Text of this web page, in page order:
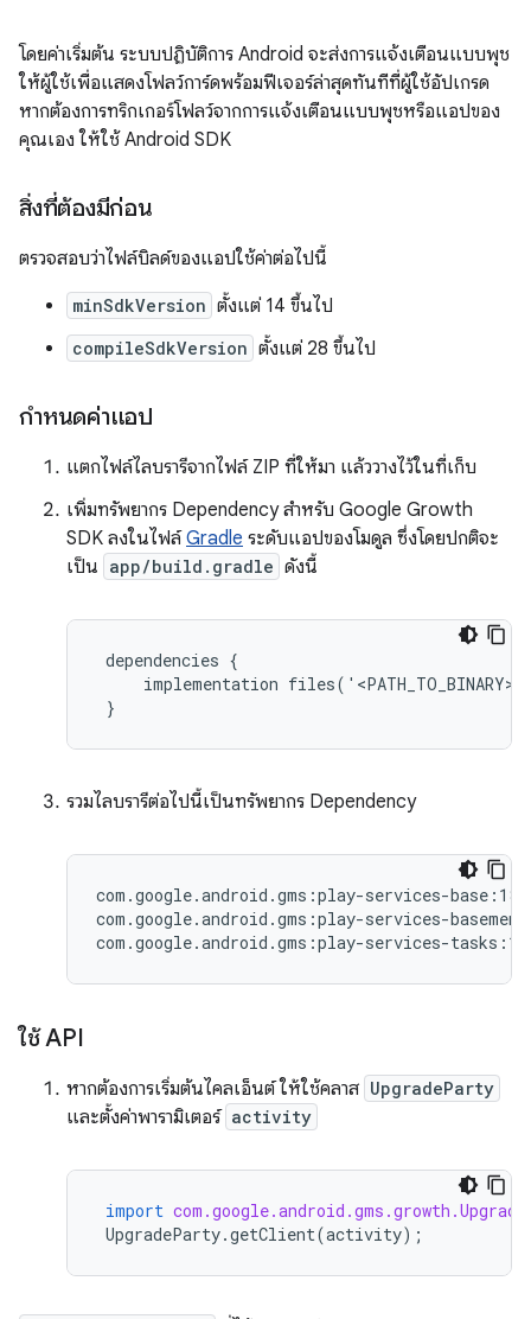
โดยค่าเริ่มต้น ระบบปฏิบัติการ Android จะส่งการแจ้งเตือนแบบพุช
ให้ผู้ใช้เพื่อแสดงโฟลว์การ์ดพร้อมฟีเจอร์ล่าสุดทันทีที่ผู้ใช้อัปเกรด
หากต้องการทริกเกอร์โฟลว์จากการแจ้งเตือนแบบพุชหรือแอปของ
คุณเอง ให้ใช้ Android SDK
สิ่งที่ต้องมีก่อน
ตรวจสอบว่าไฟล์บิลด์ของแอปใช้ค่าต่อไปนี้
minSdkVersion ตั้งแต่ 14 ขึ้นไป
compileSdkVersion ตั้งแต่ 28 ขึ้นไป
กำหนดค่าแอป
แตกไฟล์ไลบรารีจากไฟล์ ZIP ที่ให้มา แล้ววางไว้ในที่เก็บ
เพิ่มทรัพยากร Dependency สำหรับ Google Growth
SDK ลงในไฟล์Gradle ระดับแอปของโมดูล ซึ่งโดยปกติจะ
เป็น app/build.gradle ดังนี้
dependencies {
implementation files( ' <PATH_TO_BINARY>
}
รวมไลบรารีต่อไปนี้เป็นทรัพยากร Dependency
com.google.android.gms:play-services-
com.google.android.gms:play-services-
ใช้ API
หากต้องการเริ่มต้นไคลเอ็นต์ ให้ใช้คลาส UpgradeParty
และตั้งค่าพารามิเตอร์ activity
import
UpgradeParty.getClient(activity);